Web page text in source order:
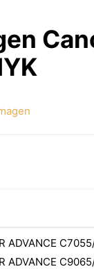
ADVANCE
ADVANCE